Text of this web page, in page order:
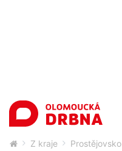
Z kraje Prostějovsko